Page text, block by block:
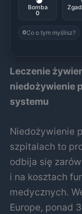
Bomba
0
0Co o tym myślisz?
Leczenie
niedożywienie
systemu
Niedożywienie
szpitalach to
odbija się
i na kosztach
medycznych.
Europe, ponad